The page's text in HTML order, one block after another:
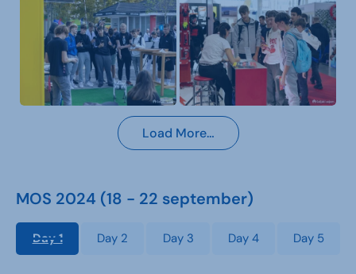
Load More…
MOS 2024 (18 - 22 september)
Day 1 Day 2 Day 3 Day 4 Day 5